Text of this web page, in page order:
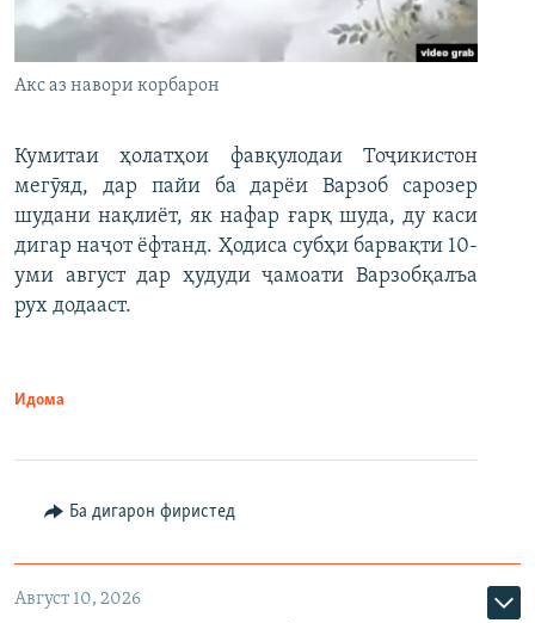
Акс аз навори корбарон
Кумитаи ҳолатҳои фавқулодаи Тоҷикистон
мегӯяд, дар пайи ба дарёи Варзоб сарозер
шудани нақлиёт, як нафар ғарқ шуда, ду каси
дигар наҷот ёфтанд. Ҳодиса субҳи барвақти 10-
уми август дар ҳудуди ҷамоати Варзобқалъа
рух додааст.
Идома
Ба дигарон фиристед
Август 10, 2026